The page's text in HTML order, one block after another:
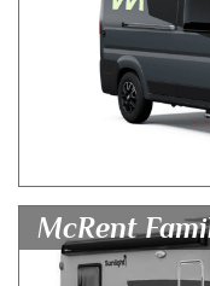
McRent